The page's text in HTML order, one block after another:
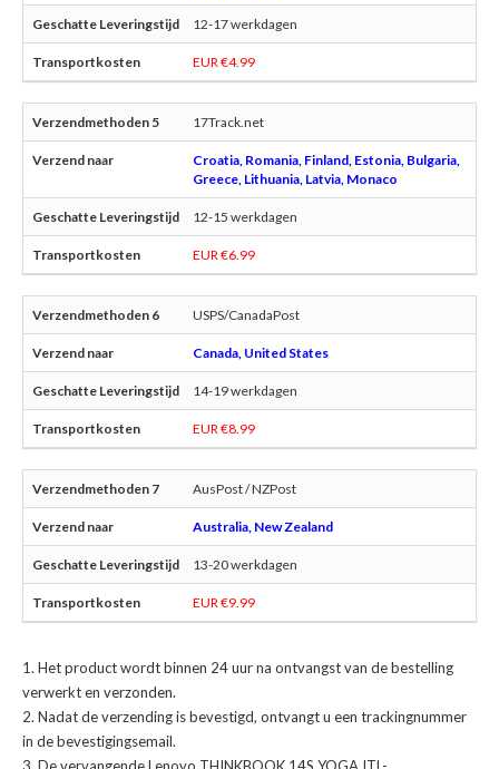
12-17 werkdagen
EUR €4.99
17Track.net
Croatia, Romania, Finland, Estonia, Bulgaria,
Greece, Lithuania, Latvia, Monaco
12-15 werkdagen
EUR €6.99
USPS/CanadaPost
Canada, United States
14-19 werkdagen
EUR €8.99
AusPost / NZPost
Australia, New Zealand
13-20 werkdagen
EUR €9.99
Het product wordt binnen 24 uur na ontvangst van de bestelling
verwerkt en verzonden.
Nadat de verzending is bevestigd, ontvangt u een trackingnummer
in de bevestigingsemail.